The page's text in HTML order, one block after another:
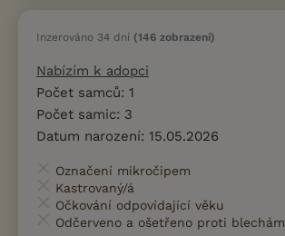
Inzerováno 34 dní (146 zobrazení)
Nabízím k adopci
Počet samců: 1
Počet samic: 3
Datum narození: 15.05.2026
Označení mikročipem
Kastrovaný/á
Očkování odpovídající věku
Odčerveno a ošetřeno proti blechám